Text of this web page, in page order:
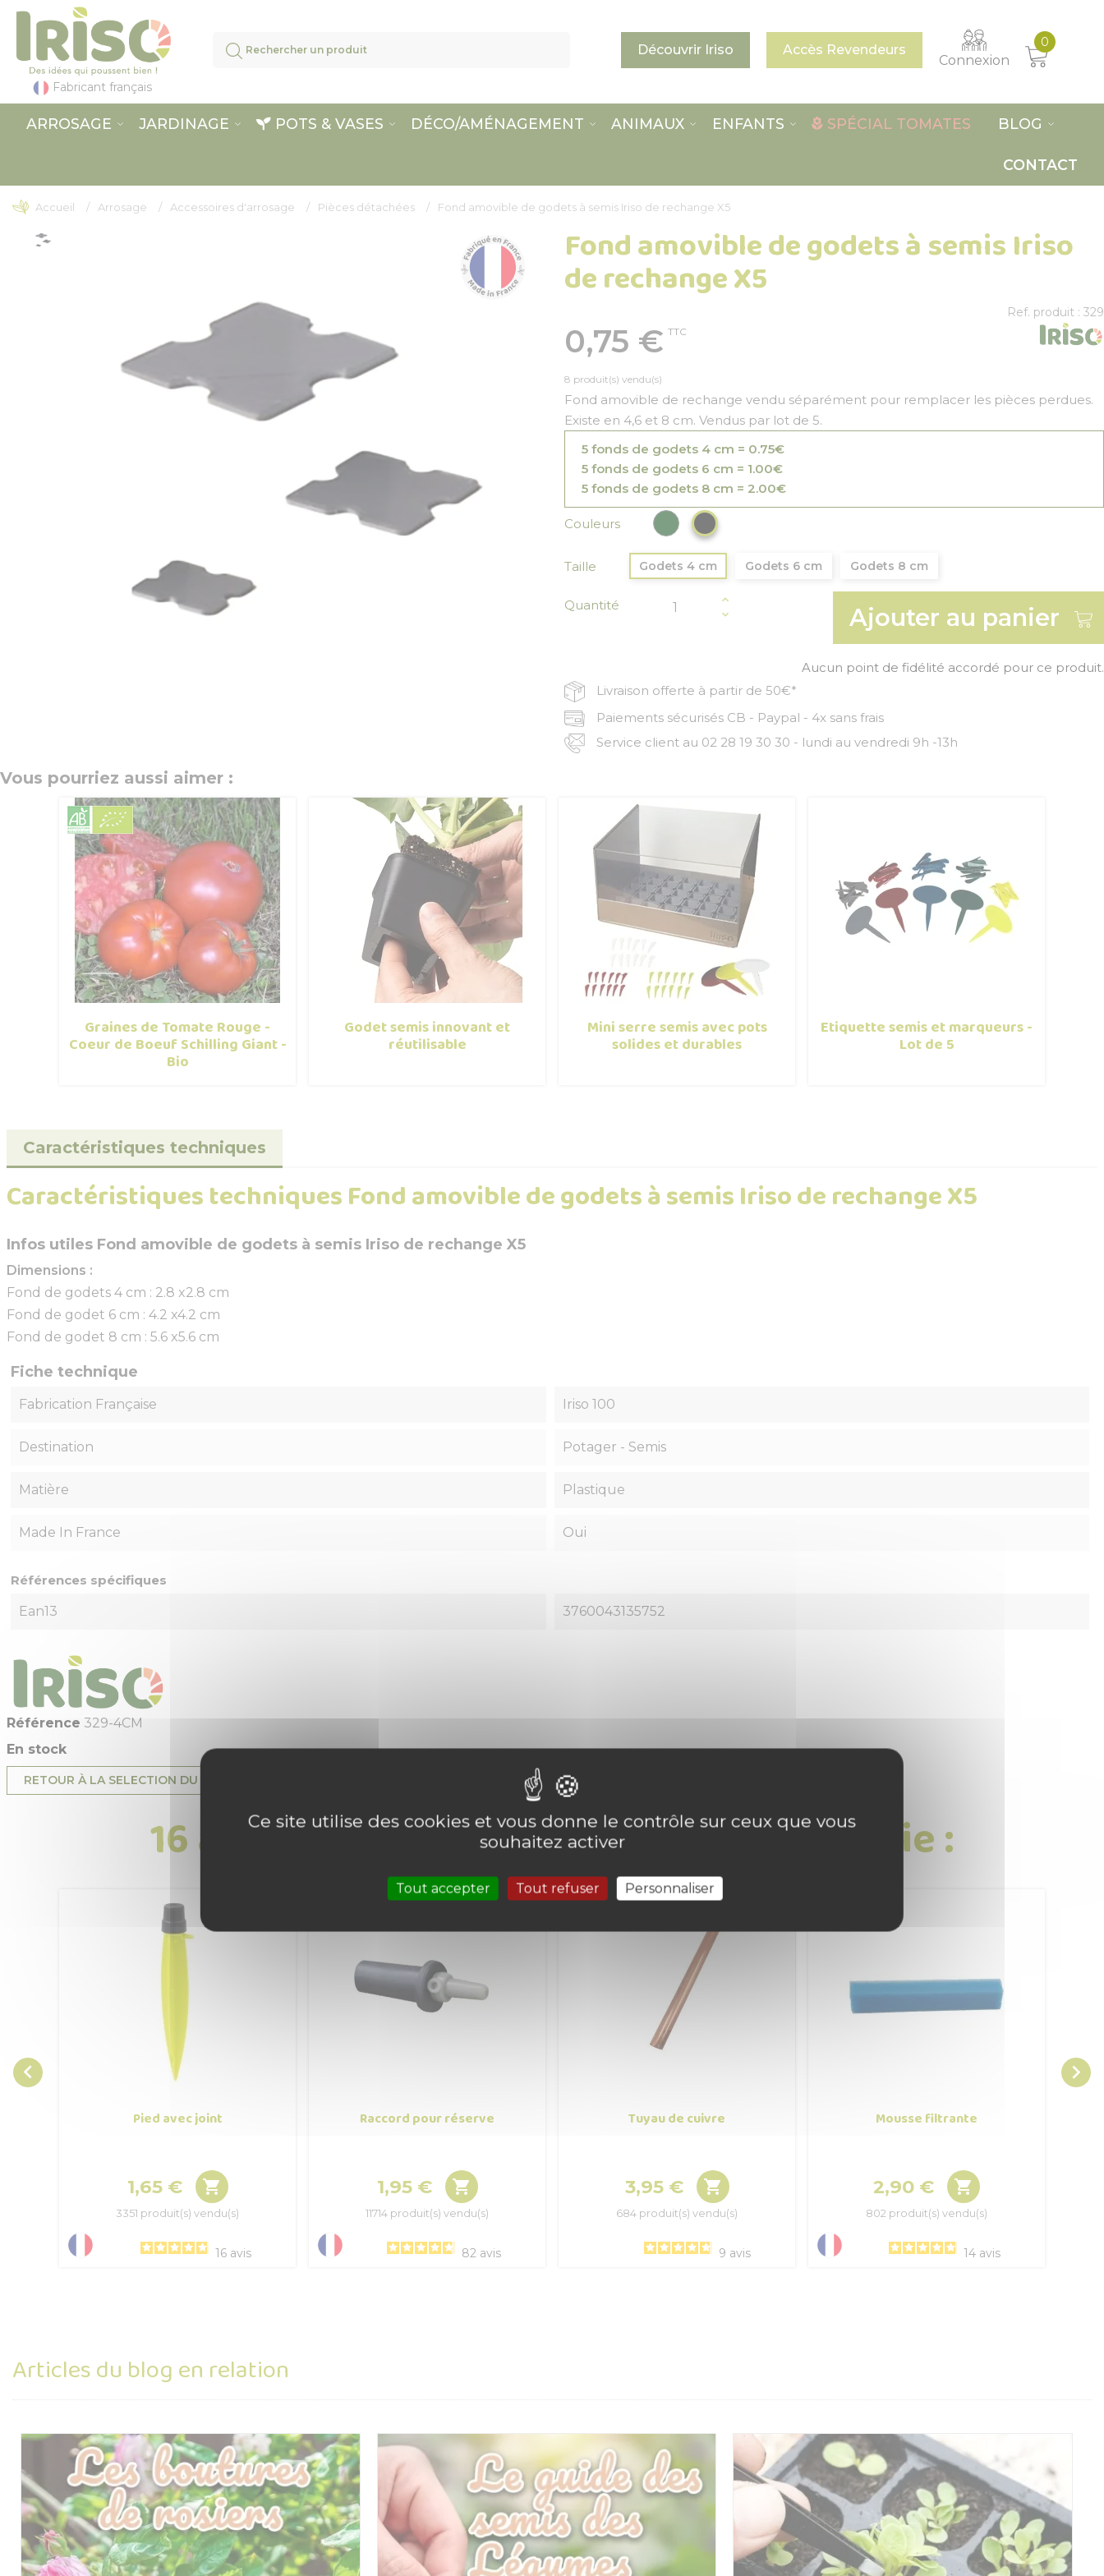
Fabricant français
Découvrir Iriso Accès Revendeurs
Connexion
0
ARROSAGE JARDINAGE POTS & VASES DÉCO/AMÉNAGEMENT ANIMAUX ENFANTS SPÉCIAL TOMATES BLOG
CONTACT
Accueil Arrosage Accessoires d'arrosage Pièces détachées Fond amovible de godets à semis Iriso de rechange X5
Fond amovible de godets à semis Iriso
de rechange X5
Ref. produit : 329
0,75 € TTC
8 produit(s) vendu(s)
Fond amovible de rechange vendu séparément pour remplacer les pièces perdues.
Existe en 4,6 et 8 cm. Vendus par lot de 5.
5 fonds de godets 4 cm = 0.75€
5 fonds de godets 6 cm = 1.00€
5 fonds de godets 8 cm = 2.00€
Couleurs Vert profond
Noir
Taille Godets 4 cm Godets 6 cm Godets 8 cm
Quantité Ajouter au panier
Aucun point de fidélité accordé pour ce produit.
Livraison offerte à partir de 50€*
Paiements sécurisés CB - Paypal - 4x sans frais
Service client au 02 28 19 30 30 - lundi au vendredi 9h -13h
Vous pourriez aussi aimer :
Graines de Tomate Rouge -
Coeur de Boeuf Schilling Giant -
Bio
Godet semis innovant et
réutilisable
Mini serre semis avec pots
solides et durables
Etiquette semis et marqueurs -
Lot de 5
Caractéristiques techniques
Caractéristiques techniques Fond amovible de godets à semis Iriso de rechange X5
Infos utiles Fond amovible de godets à semis Iriso de rechange X5
Dimensions :
Fond de godets 4 cm : 2.8 x2.8 cm
Fond de godet 6 cm : 4.2 x4.2 cm
Fond de godet 8 cm : 5.6 x5.6 cm
Fiche technique
Fabrication Française Iriso 100
Destination Potager - Semis
Matière Plastique
Made In France Oui
Références spécifiques
Ean13
3760043135752
Référence 329-4CM
En stock
RETOUR À LA SELECTION DU PRODUIT
16 autres produits dans la même catégorie :

Pied avec joint
Prix
1,65 € 
3351 produit(s) vendu(s)
16 avis
Raccord pour réserve
Prix
1,95 € 
11714 produit(s) vendu(s)
82 avis
Tuyau de cuivre
Prix
3,95 € 
684 produit(s) vendu(s)
9 avis
Mousse filtrante
Prix
2,90 € 
802 produit(s) vendu(s)
14 avis

Articles du blog en relation
Panneau de gestion des cookies
Ce site utilise des cookies et vous donne le contrôle sur ceux que vous
souhaitez activer
Tout accepter Tout refuser Personnaliser